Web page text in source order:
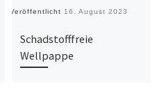
Veröffentlicht 16. August 2023
Schadstofffreie
Wellpappe